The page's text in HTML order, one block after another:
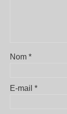
Nom *
E-mail *